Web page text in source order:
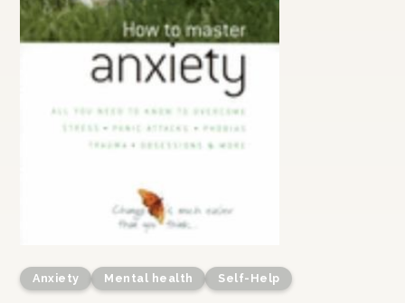
Anxiety Mental health Self-Help